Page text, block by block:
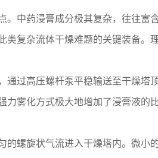
中药浸膏成分极其复杂，往往富
类复杂流体干燥难题的关键装备。
通过高压螺杆泵平稳输送至干燥塔
力雾化方式极大地增加了浸膏液的
的螺旋状气流进入干燥塔内。微小